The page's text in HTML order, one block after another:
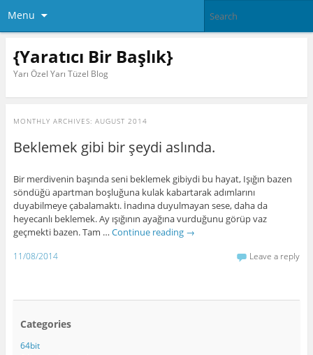
Menu
{Yaratıcı Bir Başlık}
Yarı Özel Yarı Tüzel Blog
MONTHLY ARCHIVES: AUGUST 2014
Beklemek gibi bir şeydi aslında.
Bir merdivenin başında seni beklemek gibiydi bu hayat, Işığın bazen
söndüğü apartman boşluğuna kulak kabartarak adımlarını
duyabilmeye çabalamaktı. İnadına duyulmayan sese, daha da
heyecanlı beklemek. Ay ışığının ayağına vurduğunu görüp vaz
geçmekti bazen. Tam … Continue reading →
11/08/2014 Leave a reply
Categories
64bit